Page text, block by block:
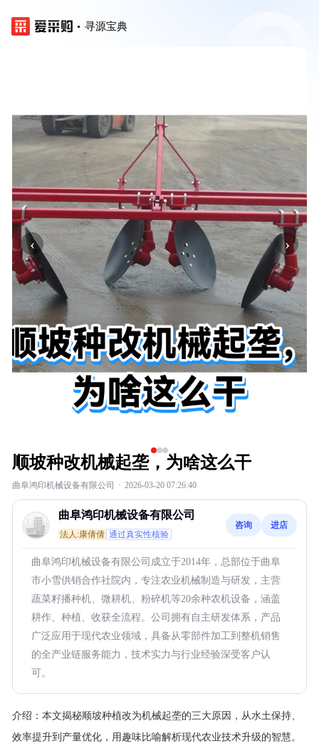
寻源宝典
‹ ›
顺坡种改机械起垄，为啥这么干
曲阜鸿印机械设备有限公司 · 2026-03-20 07:26:40
曲阜鸿印机械设备有限公司
法人:康倩倩 通过真实性核验
咨询 进店
曲阜鸿印机械设备有限公司成立于2014年，总部位于曲阜
市小雪供销合作社院内，专注农业机械制造与研发，主营
蔬菜籽播种机、微耕机、粉碎机等20余种农机设备，涵盖
耕作、种植、收获全流程。公司拥有自主研发体系，产品
广泛应用于现代农业领域，具备从零部件加工到整机销售
的全产业链服务能力，技术实力与行业经验深受客户认
可。
介绍： 本文揭秘顺坡种植改为机械起垄的三大原因，从水土保持、
效率提升到产量优化，用趣味比喻解析现代农业技术升级的智慧。